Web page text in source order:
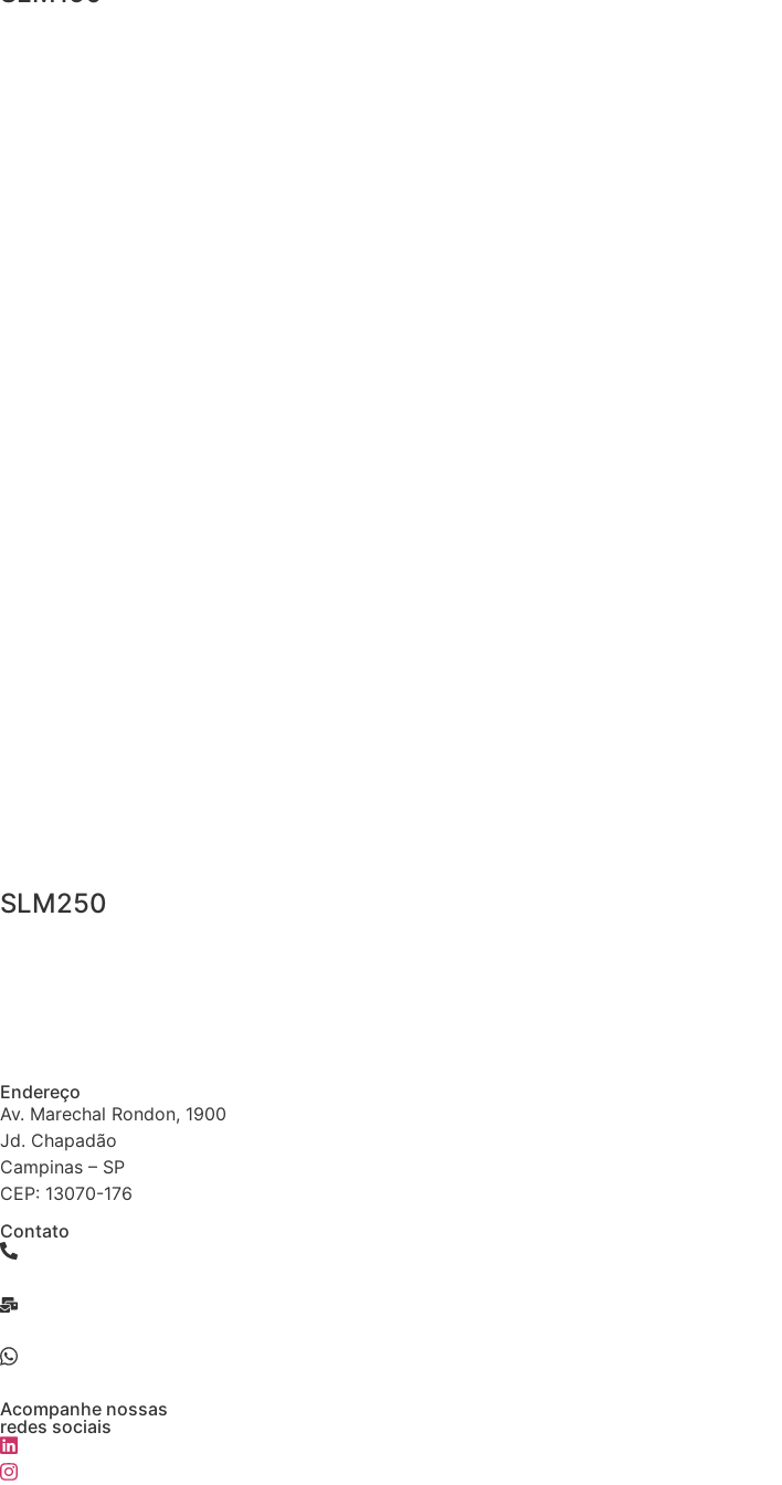
SLM250
Endereço
Av. Marechal Rondon, 1900
Jd. Chapadão
Campinas – SP
CEP: 13070-176
Contato
Acompanhe nossas
redes sociais